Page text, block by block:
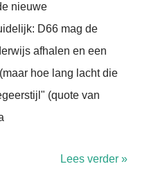
nieuwe
D66 mag de
afhalen en een
hoe lang lacht die
(quote van
Lees verder »